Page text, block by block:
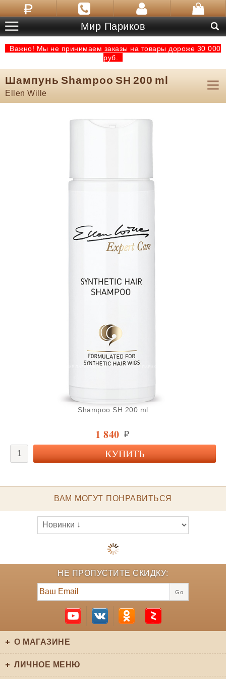
Мир Париков
Важно! Мы не принимаем заказы на товары дороже 30 000
руб.
Шампунь Shampoo SH 200 ml
Ellen Wille
1 840
Shampoo SH 200 ml
ВАМ МОГУТ ПОНРАВИТЬСЯ
НЕ ПРОПУСТИТЕ СКИДКУ:
Go
О МАГАЗИНЕ
ЛИЧНОЕ МЕНЮ